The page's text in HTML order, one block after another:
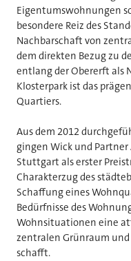
Eigentumswohnungen
besondere Reiz des
Nachbarschaft von
dem direkten Bezug zu
entlang der Obererft als
Klosterpark ist das
Quartiers.
Aus dem 2012
gingen Wick und
Stuttgart als erster
Charakterzug des
Schaffung eines
Bedürfnisse des
Wohnsituationen eine
zentralen Grünraum
schafft.